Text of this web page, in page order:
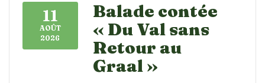
11
AOÛT
2026
Balade contée
« Du Val sans
Retour au
Graal »